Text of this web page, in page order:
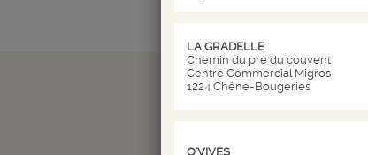
LA GRADELLE
Chemin du pré du couvent
Centre Commercial Migros
1224 Chêne-Bougeries
O'VIVES